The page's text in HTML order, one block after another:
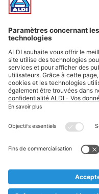
Infos essentielles
Suivez ALDI
Textes marqués d'un
* Nous vendons ces
au cas où, malgré le
prématurément en rupture
** Sur ce site, l’utilisation